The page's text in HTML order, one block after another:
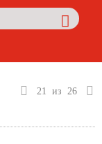
21 из 26